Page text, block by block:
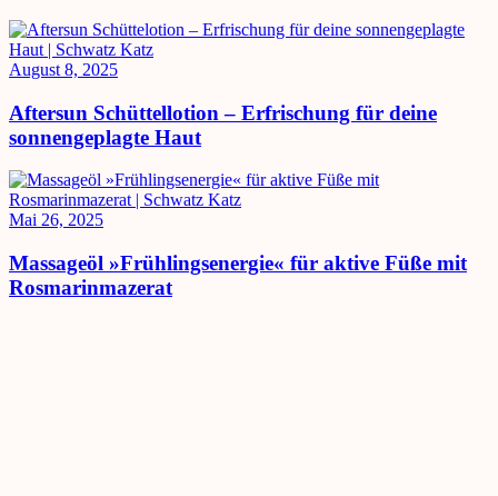
August 8, 2025
Aftersun Schüttellotion – Erfrischung für deine
sonnengeplagte Haut
Mai 26, 2025
Massageöl »Frühlingsenergie« für aktive Füße mit
Rosmarinmazerat